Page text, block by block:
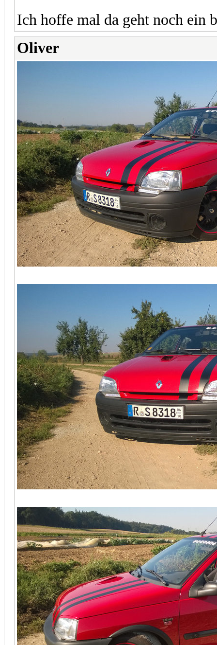
Ich hoffe mal da geht noch ein
Oliver